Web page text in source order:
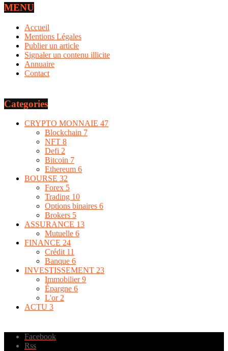
MENU
Accueil
Mentions Légales
Publier un article
Signaler un contenu illicite
Annuaire
Contact
Categories
CRYPTO MONNAIE 47
Blockchain 7
NFT 8
Defi 2
Bitcoin 7
Ethereum 6
BOURSE 32
Forex 5
Trading 10
Options binaires 6
Brokers 5
ASSURANCE 13
Mutuelle 6
FINANCE 24
Crédit 11
Banque 6
INVESTISSEMENT 23
Immobilier9
Épargne 6
L'or 2
ACTU 3
Facebook
Rss